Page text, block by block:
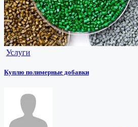
Услуги
Куплю полимерные добавки